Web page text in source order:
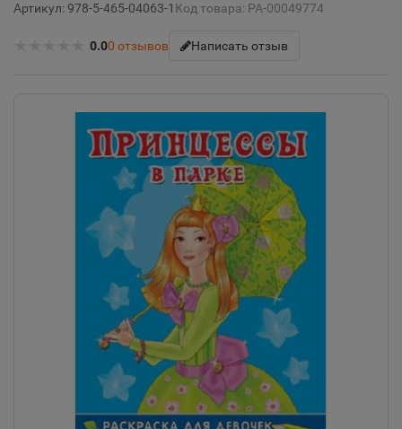
Артикул: 978-5-465-04063-1 Код товара: РА-00049774
0.00 отзывов Написать отзыв